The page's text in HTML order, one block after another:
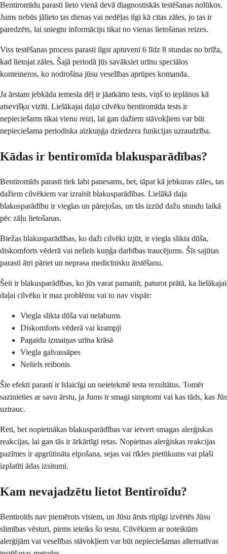
Bentiromīdu parasti lieto vienā devā diagnostiskās testēšanas nolūkos.
Jums nebūs jālieto tas dienas vai nedēļas ilgi kā citas zāles, jo tas ir
paredzēts, lai sniegtu informāciju tikai no vienas lietošanas reizes.
Viss testēšanas process parasti ilgst aptuveni 6 līdz 8 stundas no brīža,
kad lietojat zāles. Šajā periodā jūs savāksiet urīnu speciālos
konteineros, ko nodrošina jūsu veselības aprūpes komanda.
Ja ārstam jebkāda iemesla dēļ ir jāatkārto tests, viņš to ieplānos kā
atsevišķu vizīti. Lielākajai daļai cilvēku bentiromīda tests ir
nepieciešams tikai vienu reizi, lai gan dažiem stāvokļiem var būt
nepieciešama periodiska aizkuņģa dziedzera funkcijas uzraudzība.
Kādas ir bentiromīda blakusparādības?
Bentiromīds parasti tiek labi panesams, bet, tāpat kā jebkuras zāles, tas
dažiem cilvēkiem var izraisīt blakusparādības. Lielākā daļa
blakusparādību ir vieglas un pārejošas, un tās izzūd dažu stundu laikā
pēc zāļu lietošanas.
Biežas blakusparādības, ko daži cilvēki izjūt, ir viegla slikta dūša,
diskomforts vēderā vai neliels kuņģa darbības traucējums. Šīs sajūtas
parasti ātri pāriet un neprasa medicīnisku ārstēšanu.
Šeit ir blakusparādības, ko jūs varat pamanīt, paturot prātā, ka lielākajai
daļai cilvēku ir maz problēmu vai to nav vispār:
Viegla slikta dūša vai nelabums
Diskomforts vēderā vai krampji
Pagaidu izmaiņas urīna krāsā
Viegla galvassāpes
Neliels reibonis
Šie efekti parasti ir īslaicīgi un neietekmē testa rezultātus. Tomēr
sazinieties ar savu ārstu, ja Jums ir smagi simptomi vai kas tāds, kas Jūs
uztrauc.
Reti, bet nopietnākas blakusparādības var ietvert smagas alerģiskas
reakcijas, lai gan tās ir ārkārtīgi retas. Nopietnas alerģiskas reakcijas
pazīmes ir apgrūtināta elpošana, sejas vai rīkles pietūkums vai plaši
izplatīti ādas izsitumi.
Kam nevajadzētu lietot Bentiroīdu?
Bentiroīds nav piemērots visiem, un Jūsu ārsts rūpīgi izvērtēs Jūsu
slimības vēsturi, pirms ieteiks šo testu. Cilvēkiem ar noteiktām
alerģijām vai veselības stāvokļiem var būt nepieciešamas alternatīvas